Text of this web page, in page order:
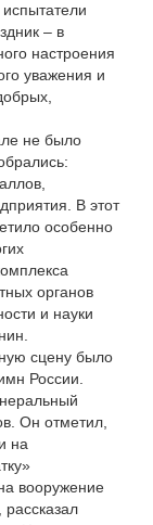
– в
настроения
уважения и
не было
В этот
особенно
органов
и науки
сцену было
России.
Он отметил,
на
вооружение